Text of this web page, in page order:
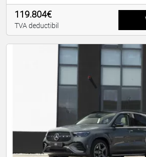
119.804€
TVA deductibil